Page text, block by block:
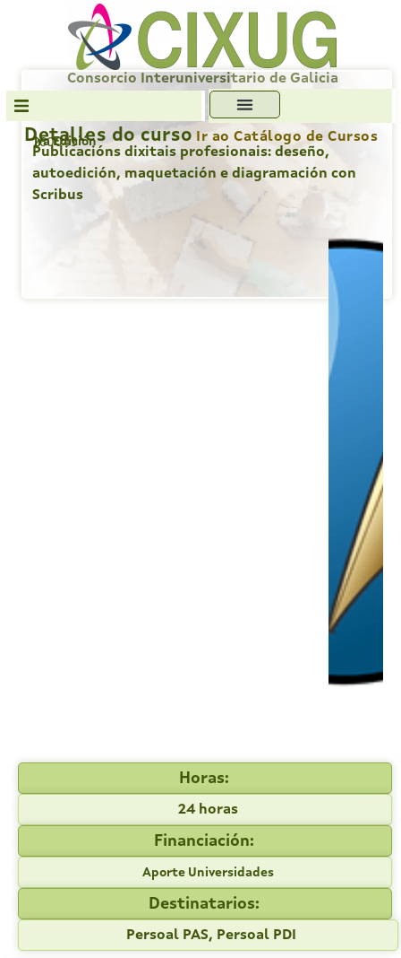
Consorcio Interuniversitario de Galicia
Transparencia
Formación
Detalles do curso Ir ao Catálogo de Cursos
260049
1ra Edición
Publicacións dixitais profesionais: deseño,
autoedición, maquetación e diagramación con
Scribus
Horas:
24 horas
Financiación:
Aporte Universidades
Destinatarios:
Persoal PAS, Persoal PDI